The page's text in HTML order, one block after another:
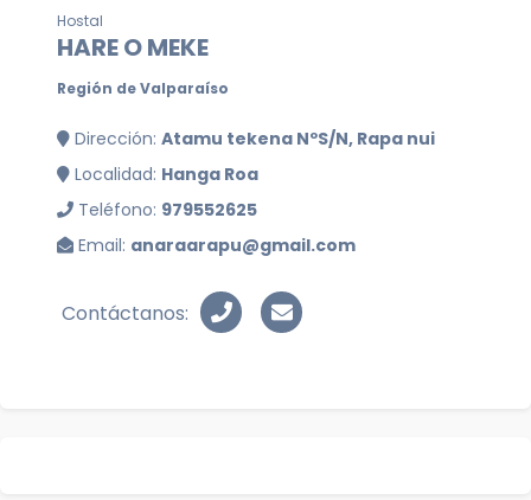
Hostal
HARE O MEKE
Región de Valparaíso
Dirección: Atamu tekena NºS/N, Rapa nui
Localidad: Hanga Roa
Teléfono: 979552625
Email: anaraarapu@gmail.com
Contáctanos: